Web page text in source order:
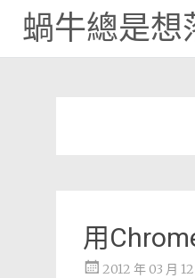
蝸牛總是想
用
2012 年 03 月 12